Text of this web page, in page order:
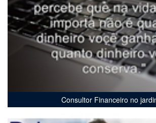
Consultor Financeiro no